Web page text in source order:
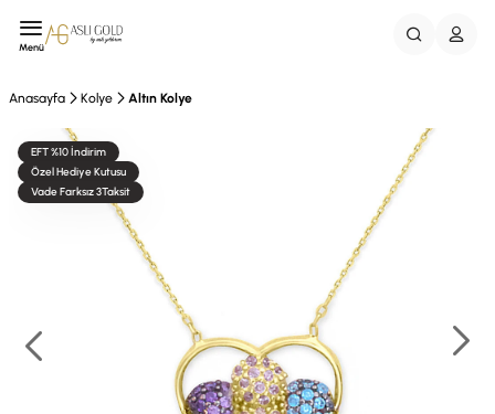
Menü
Anasayfa Kolye Altın Kolye
EFT %10 İndirim
Özel Hediye Kutusu
Vade Farksız 3Taksit